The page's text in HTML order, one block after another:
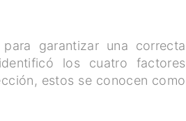
garantizar una correcta
los cuatro factores
estos se conocen como